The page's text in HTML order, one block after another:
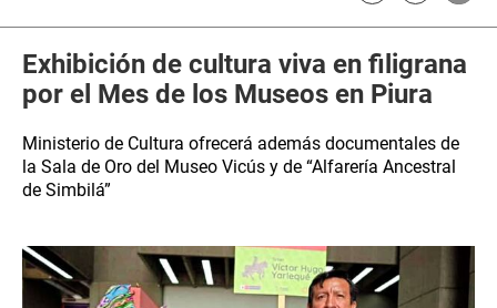
Exhibición de cultura viva en filigrana
por el Mes de los Museos en Piura
Ministerio de Cultura ofrecerá además documentales de
la Sala de Oro del Museo Vicús y de “Alfarería Ancestral
de Simbilá”